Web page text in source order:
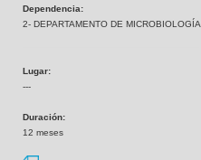
Dependencia:
2- DEPARTAMENTO DE MICROBIOLOGÍA
Lugar:
---
Duración:
12 meses